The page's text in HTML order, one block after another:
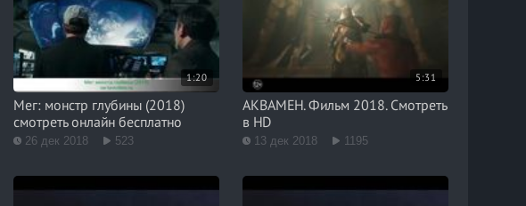
1:20
Мег: монстр глубины (2018)
смотреть онлайн бесплатно
26 дек 2018 523
5:31
АКВАМЕН. Фильм 2018. Смотреть
в HD
13 дек 2018 1195